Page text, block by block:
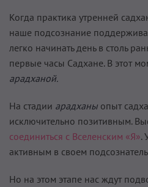
Когда практика утренней
наше подсознание
легко начинать день в столь
первые часы Садхане. В этот
арадханой.
На стадии арадханы опыт
исключительно позитивным.
соединиться с Вселенским «Я».
активным в своем
Но на этом этапе нас ждут